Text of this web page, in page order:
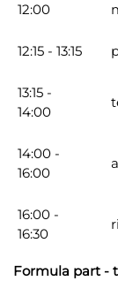
12:00
12:15 - 13:15
13:15 -
14:00
14:00 -
16:00
16:00 -
16:30
Formula part -